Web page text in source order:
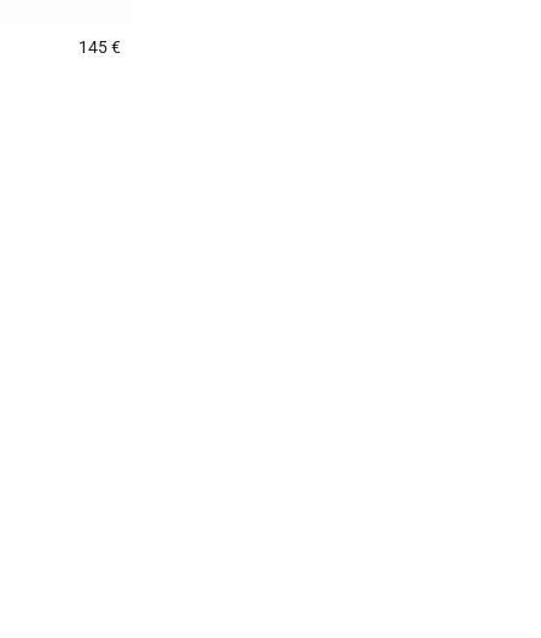
145 €4,5 out of 5 Customer Rating